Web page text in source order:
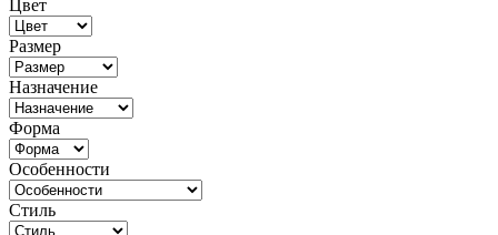
Цвет
Размер
Назначение
Форма
Особенности
Стиль